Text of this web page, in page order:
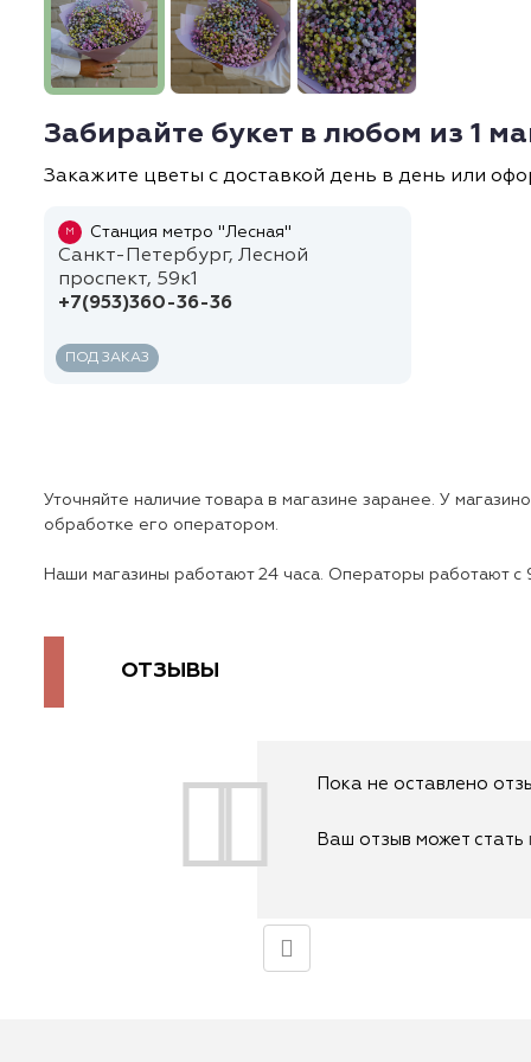
Забирайте букет в любом из 1
Закажите цветы с доставкой день в день или
М Станция метро "Лесная"
Санкт-Петербург, Лесной
проспект, 59к1
+7(953)360-36-36
ПОД ЗАКАЗ
Уточняйте наличие товара в магазине заранее. У
обработке его оператором.
Наши магазины работают 24 часа. Операторы работают с
ОТЗЫВЫ
Пока не оставлено
Ваш отзыв может стать